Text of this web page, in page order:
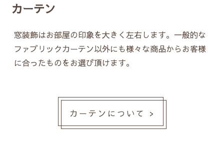
カーテン
窓装飾はお部屋の印象を大きく左右します。一般的な
ファブリックカーテン以外にも様々な商品からお客様
に合ったものをお選び頂けます。
カーテンについて >